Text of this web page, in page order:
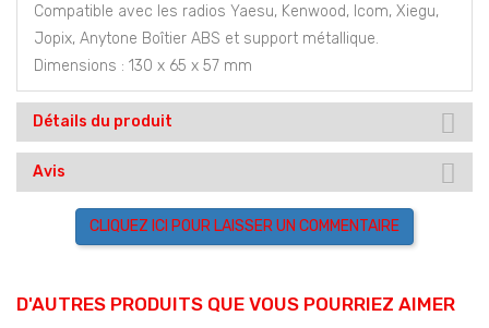
Compatible avec les radios Yaesu, Kenwood, Icom, Xiegu,
Jopix, Anytone Boîtier ABS et support métallique.
Dimensions : 130 x 65 x 57 mm
Détails du produit
Avis
CLIQUEZ ICI POUR LAISSER UN COMMENTAIRE
D'AUTRES PRODUITS QUE VOUS POURRIEZ AIMER